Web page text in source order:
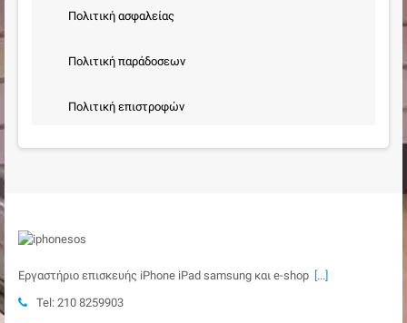
Πολιτική ασφαλείας
Πολιτική παράδοσεων
Πολιτική επιστροφών
Εργαστήριο επισκευής iPhone iPad samsung και e-shop [...]
Tel: 210 8259903